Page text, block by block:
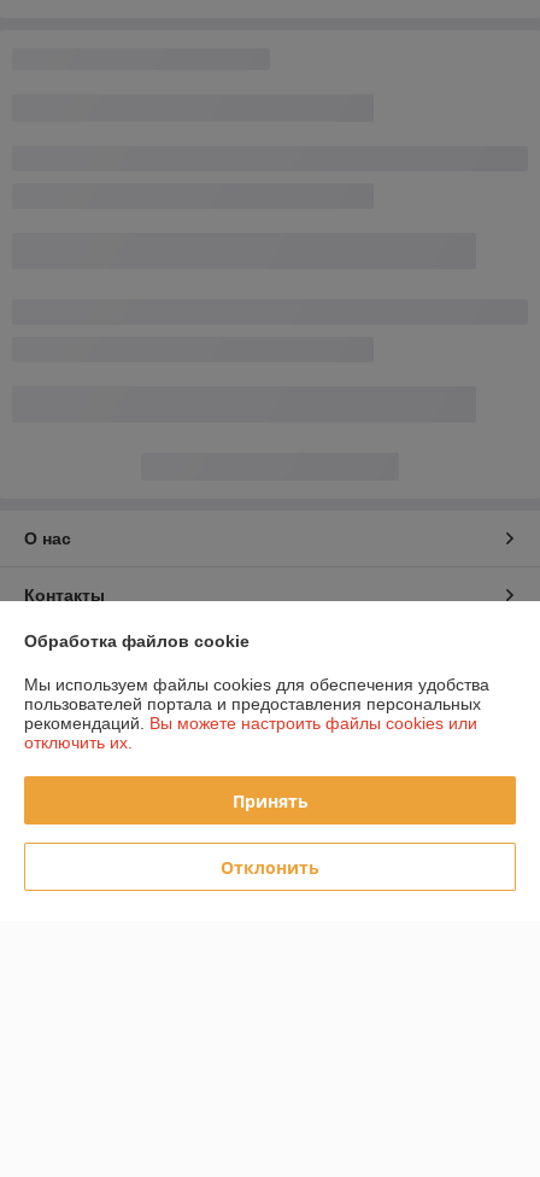
О нас
Контакты
Доставка и оплата
График работы
Политика обработки cookies
Сайт создан на платформе Deal.by
Обработка файлов cookie
Мы используем файлы cookies для обеспечения удобства
пользователей портала и предоставления персональных
рекомендаций. Вы можете настроить файлы cookies или
отключить их.
Принять
Отклонить